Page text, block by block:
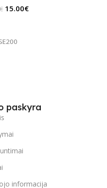
€ 15.00€
paskyra
informacija